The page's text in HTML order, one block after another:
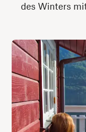
des Winters